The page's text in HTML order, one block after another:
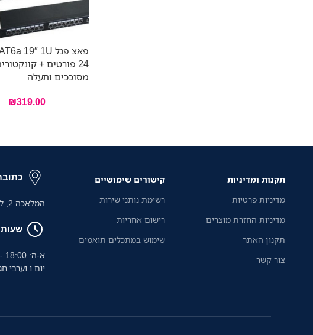
24 פורטים +
מסוככים ותעלה
₪319.00
תקנות ומדיניות
מדיניות פרטיות
מדיניות החזרת מוצרים
תקנון האתר
צור קשר
קישורים שימושיים
רשימת נותני שירות
רישום אחריות
שימוש במתכלים תואמים
המלאכה 2, לוד
שעות
א-ה: 18:00 - 9:00
יום ו וערבי